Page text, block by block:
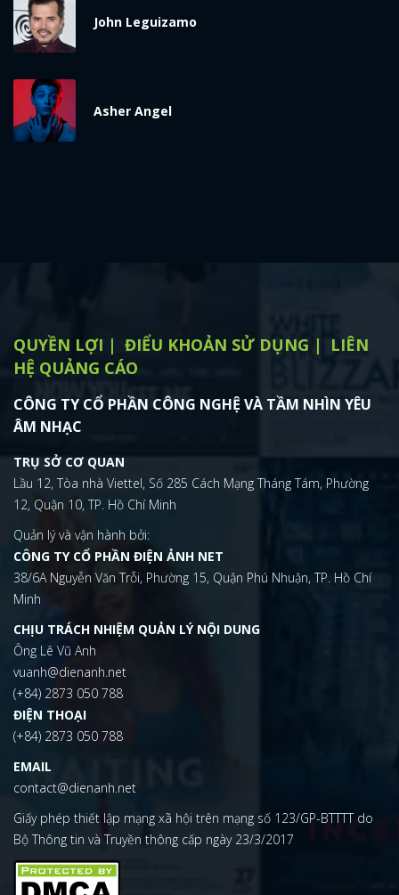
John Leguizamo
Asher Angel
QUYỀN LỢI ĐIỂU KHOẢN SỬ DỤNG
LIÊN
HỆ QUẢNG CÁO
CÔNG TY CỔ PHẦN CÔNG NGHỆ VÀ TẦM NHÌN YÊU
ÂM NHẠC
TRỤ SỞ CƠ QUAN
Lầu 12, Tòa nhà Viettel, Số 285 Cách Mạng Tháng Tám, Phường
12, Quận 10, TP. Hồ Chí Minh
Quản lý và vận hành bởi:
CÔNG TY CỔ PHẦN ĐIỆN ẢNH NET
38/6A Nguyễn Văn Trỗi, Phường 15, Quận Phú Nhuận, TP. Hồ Chí
Minh
CHỊU TRÁCH NHIỆM QUẢN LÝ NỘI DUNG
Ông Lê Vũ Anh
vuanh@dienanh.net
(+84) 2873 050 788
ĐIỆN THOẠI
(+84) 2873 050 788
EMAIL
contact@dienanh.net
Giấy phép thiết lập mạng xã hội trên mạng số 123/GP-BTTTT do
Bộ Thông tin và Truyền thông cấp ngày 23/3/2017